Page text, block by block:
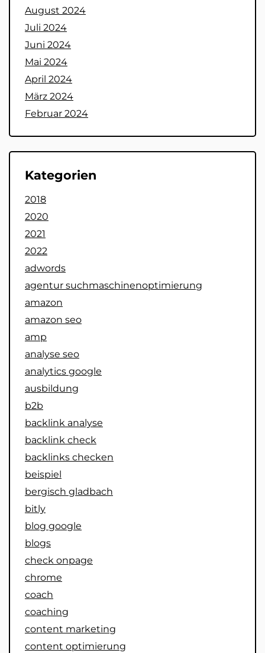
August 2024
Juli 2024
Juni 2024
Mai 2024
April 2024
März 2024
Februar 2024
Kategorien
2018
2020
2021
2022
adwords
agentur suchmaschinenoptimierung
amazon
amazon seo
amp
analyse seo
analytics google
ausbildung
b2b
backlink analyse
backlink check
backlinks checken
beispiel
bergisch gladbach
bitly
blog google
blogs
check onpage
chrome
coach
coaching
content marketing
content optimierung